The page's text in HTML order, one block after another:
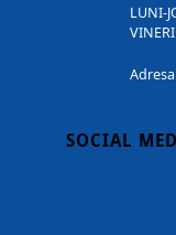
LUNI-
SOCIAL